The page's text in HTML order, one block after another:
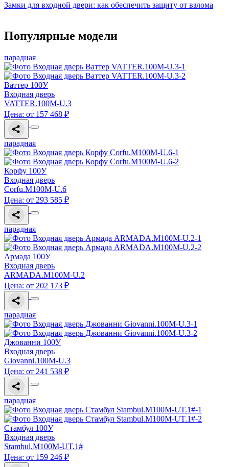
Замки для входной двери: как обеспечить защиту от взлома
Популярные модели
парадная
Ваттер 100У
Входная дверь
VATTER.100M-U.3
Цена: от 157 468 ₽
парадная
Корфу 100У
Входная дверь
Corfu.M100M-U.6
Цена: от 293 585 ₽
парадная
Армада 100У
Входная дверь
ARMADA.M100M-U.2
Цена: от 202 173 ₽
парадная
Джованни 100У
Входная дверь
Giovanni.100M-U.3
Цена: от 241 538 ₽
парадная
Стамбул 100У
Входная дверь
Stambul.M100M-UT.1#
Цена: от 159 246 ₽